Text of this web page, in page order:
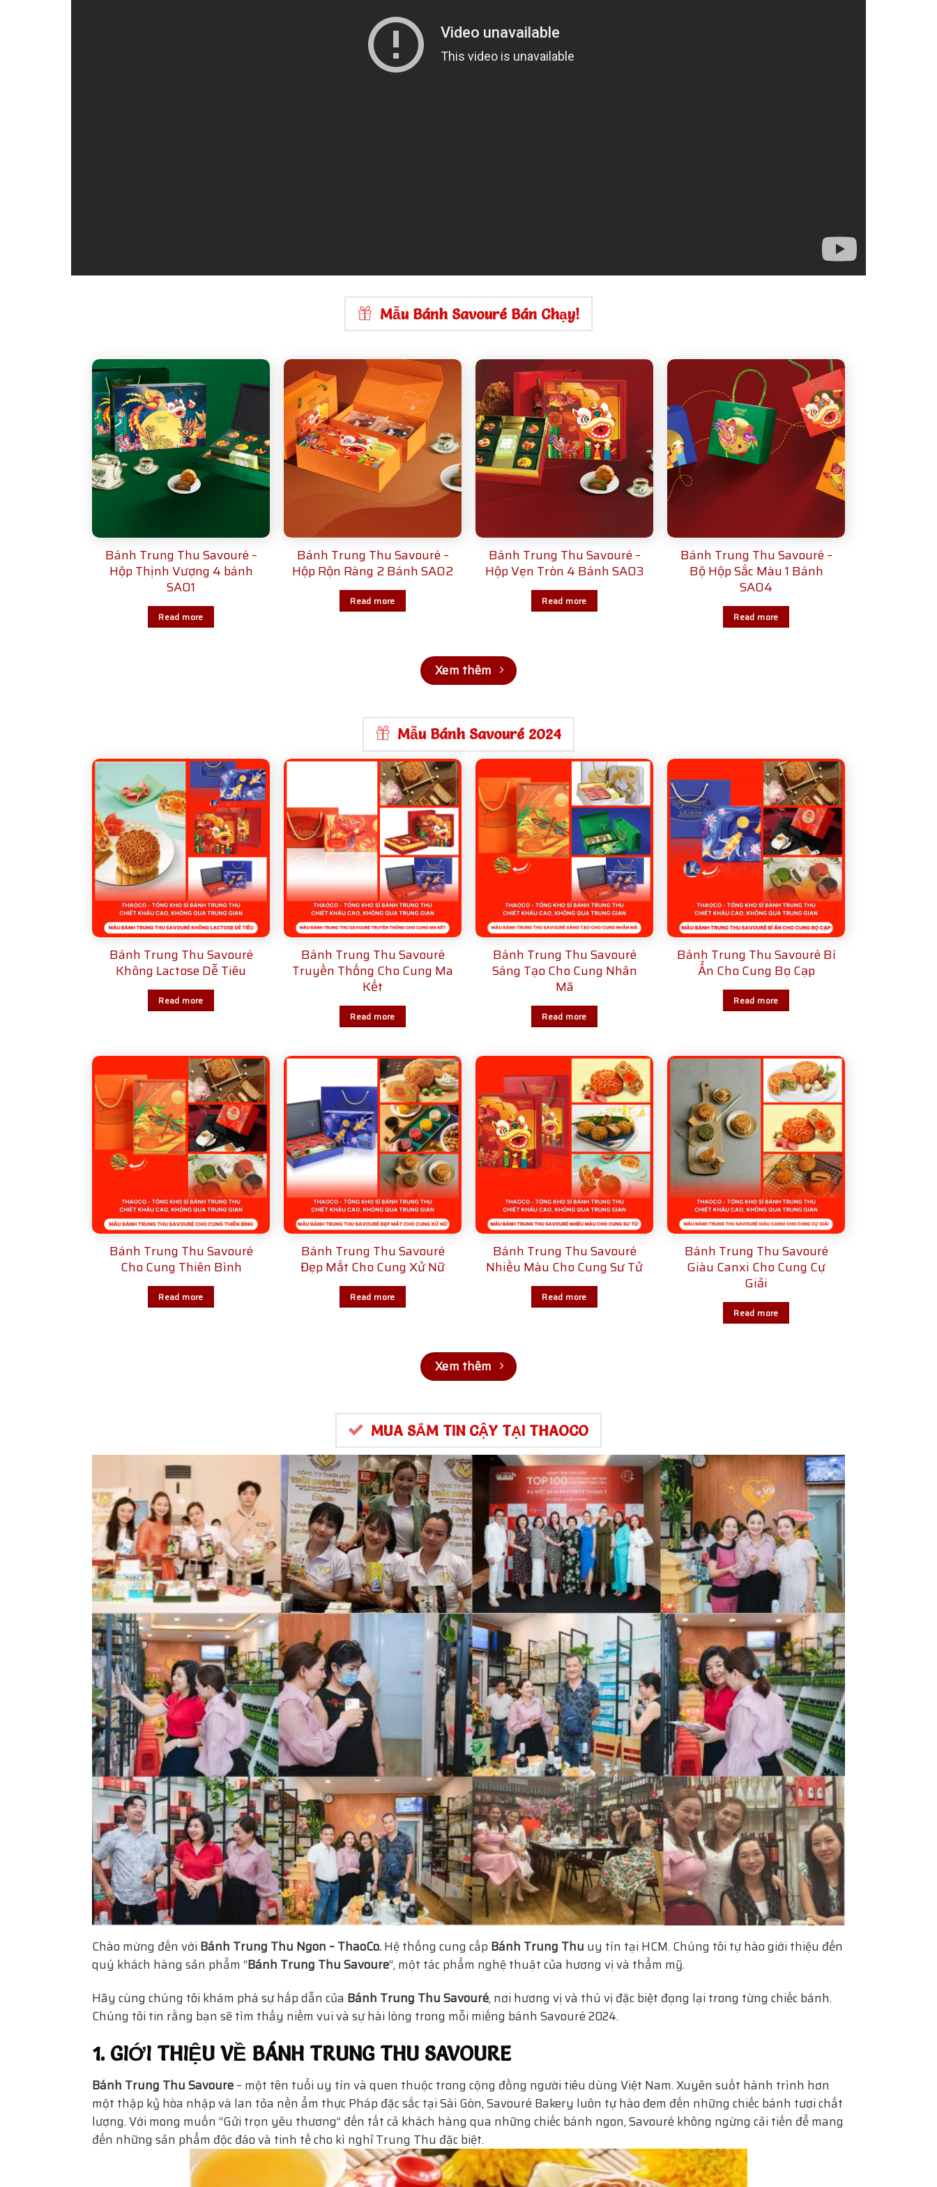
Mẫu Bánh Savouré Bán Chạy!
Bánh Trung Thu Savouré –
Hộp Thịnh Vượng 4 bánh
SA01
Read more
Bánh Trung Thu Savouré –
Hộp Rộn Ràng 2 Bánh SA02
Read more
Bánh Trung Thu Savouré –
Hộp Vẹn Tròn 4 Bánh SA03
Read more
Bánh Trung Thu Savouré –
Bộ Hộp Sắc Màu 1 Bánh
SA04
Read more
Xem thêm
Mẫu Bánh Savouré 2024
Bánh Trung Thu Savouré
Không Lactose Dễ Tiêu
Read more
Bánh Trung Thu Savouré
Truyền Thống Cho Cung Ma
Kết
Read more
Bánh Trung Thu Savouré
Sáng Tạo Cho Cung Nhân
Mã
Read more
Bánh Trung Thu Savouré Bí
Ẩn Cho Cung Bọ Cạp
Read more
Bánh Trung Thu Savouré
Cho Cung Thiên Bình
Read more
Bánh Trung Thu Savouré
Đẹp Mắt Cho Cung Xử Nữ
Read more
Bánh Trung Thu Savouré
Nhiều Màu Cho Cung Sư Tử
Read more
Bánh Trung Thu Savouré
Giàu Canxi Cho Cung Cự
Giải
Read more
Xem thêm
MUA SẮM TIN CẬY TẠI THAOCO
Chào mừng đến với Bánh Trung Thu Ngon – ThaoCo.Hệ thống cung cấp Bánh Trung Thu uy tín tại HCM. Chúng tôi tự hào giới thiệu đến
quý khách hàng sản phẩm “Bánh Trung Thu Savoure“, một tác phẩm nghệ thuật của hương vị và thẩm mỹ.
Hãy cùng chúng tôi khám phá sự hấp dẫn của Bánh Trung Thu Savouré, nơi hương vị và thú vị đặc biệt đọng lại trong từng chiếc bánh.
Chúng tôi tin rằng bạn sẽ tìm thấy niềm vui và sự hài lòng trong mỗi miếng bánh Savouré 2024.
1. GIỚI THIỆU VỀ BÁNH TRUNG THU SAVOURE
Bánh Trung Thu Savoure– một tên tuổi uy tín và quen thuộc trong cộng đồng người tiêu dùng Việt Nam. Xuyên suốt hành trình hơn
một thập kỷ hòa nhập và lan tỏa nền ẩm thực Pháp đặc sắc tại Sài Gòn, Savouré Bakery luôn tự hào đem đến những chiếc bánh tươi chất
lượng. Với mong muốn “Gửi trọn yêu thương” đến tất cả khách hàng qua những chiếc bánh ngon, Savouré không ngừng cải tiến để mang
đến những sản phẩm độc đáo và tinh tế cho kì nghỉ Trung Thu đặc biệt.